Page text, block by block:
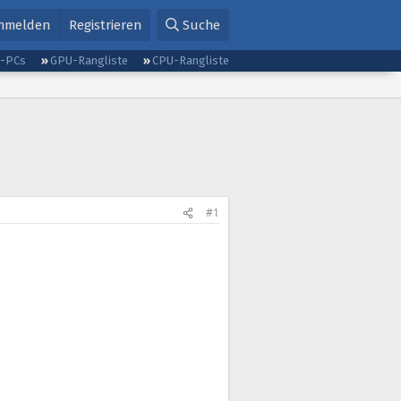
Registrieren Suche
PCs GPU-Rangliste CPU-Rangliste
#1